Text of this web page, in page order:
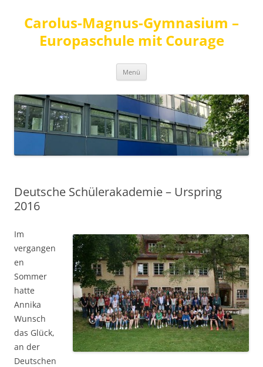
Carolus-Magnus-Gymnasium –
Europaschule mit Courage
Menü
Deutsche Schülerakademie – Urspring
2016
Im
vergangen
en
Sommer
hatte
Annika
Wunsch
das Glück,
an der
Deutschen